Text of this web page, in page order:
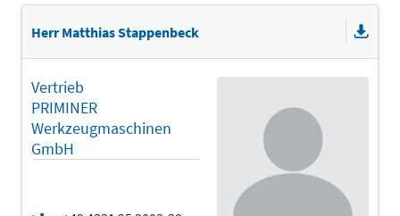
Herr Matthias Stappenbeck
Vertrieb
PRIMINER
Werkzeugmaschinen
GmbH